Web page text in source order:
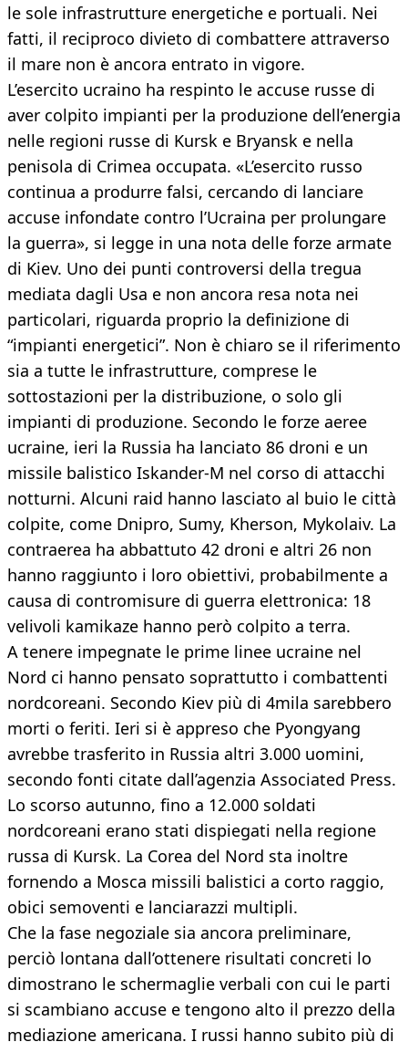
le sole infrastrutture energetiche e portuali. Nei
fatti, il reciproco divieto di combattere attraverso
il mare non è ancora entrato in vigore.
L’esercito ucraino ha respinto le accuse russe di
aver colpito impianti per la produzione dell’energia
nelle regioni russe di Kursk e Bryansk e nella
penisola di Crimea occupata. «L’esercito russo
continua a produrre falsi, cercando di lanciare
accuse infondate contro l’Ucraina per prolungare
la guerra», si legge in una nota delle forze armate
di Kiev. Uno dei punti controversi della tregua
mediata dagli Usa e non ancora resa nota nei
particolari, riguarda proprio la definizione di
“impianti energetici”. Non è chiaro se il riferimento
sia a tutte le infrastrutture, comprese le
sottostazioni per la distribuzione, o solo gli
impianti di produzione. Secondo le forze aeree
ucraine, ieri la Russia ha lanciato 86 droni e un
missile balistico Iskander-M nel corso di attacchi
notturni. Alcuni raid hanno lasciato al buio le città
colpite, come Dnipro, Sumy, Kherson, Mykolaiv. La
contraerea ha abbattuto 42 droni e altri 26 non
hanno raggiunto i loro obiettivi, probabilmente a
causa di contromisure di guerra elettronica: 18
velivoli kamikaze hanno però colpito a terra.
A tenere impegnate le prime linee ucraine nel
Nord ci hanno pensato soprattutto i combattenti
nordcoreani. Secondo Kiev più di 4mila sarebbero
morti o feriti. Ieri si è appreso che Pyongyang
avrebbe trasferito in Russia altri 3.000 uomini,
secondo fonti citate dall’agenzia Associated Press.
Lo scorso autunno, fino a 12.000 soldati
nordcoreani erano stati dispiegati nella regione
russa di Kursk. La Corea del Nord sta inoltre
fornendo a Mosca missili balistici a corto raggio,
obici semoventi e lanciarazzi multipli.
Che la fase negoziale sia ancora preliminare,
perciò lontana dall’ottenere risultati concreti lo
dimostrano le schermaglie verbali con cui le parti
si scambiano accuse e tengono alto il prezzo della
mediazione americana. I russi hanno subito più di